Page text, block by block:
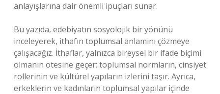
anlayışlarına dair önemli ipuçları sunar.
Bu yazıda, edebiyatın sosyolojik bir yönünü
inceleyerek, ithafın toplumsal anlamını çözmeye
çalışacağız. İthaflar, yalnızca bireysel bir ifade biçimi
olmanın ötesine geçer; toplumsal normların, cinsiyet
rollerinin ve kültürel yapıların izlerini taşır. Ayrıca,
erkeklerin ve kadınların toplumsal yapılar içinde